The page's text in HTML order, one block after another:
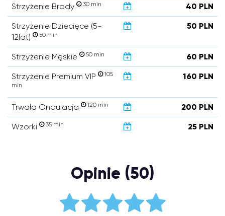
Strzyżenie Brody 30 min 40 PLN
Strzyżenie Dziecięce (5-
12lat)
50 min
50 PLN
Strzyżenie Męskie 50 min 60 PLN
Strzyżenie Premium VIP
105
min
160 PLN
Trwała Ondulacja 120 min 200 PLN
Wzorki 35 min 25 PLN
Opinie (50)